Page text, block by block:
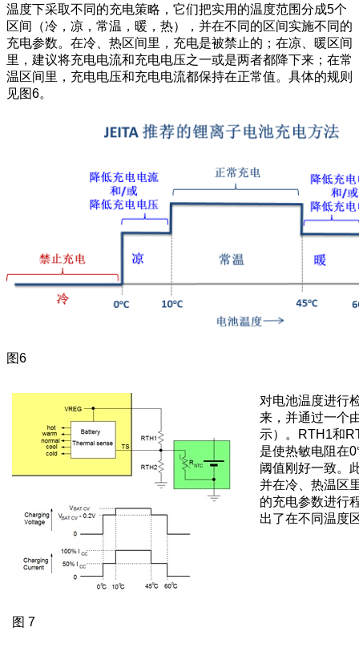
温度下采取不同的充电策略，它们把实用的温度范围分成5个
区间（冷，凉，常温，暖，热），并在不同的区间实施不同的
充电参数。在冷、热区间里，充电是被禁止的；在凉、暖区间
里，建议将充电电流和充电电压之一或是两者都降下来；在常
温区间里，充电电压和充电电流都保持在正常值。具体的规则
见图6。
图6
图 7
对电池温度进行
来，并通过一个
示）。RTH1和
是使热敏电阻在0
阈值刚好一致。
并在冷、热温区
的充电参数进行
出了在不同温度